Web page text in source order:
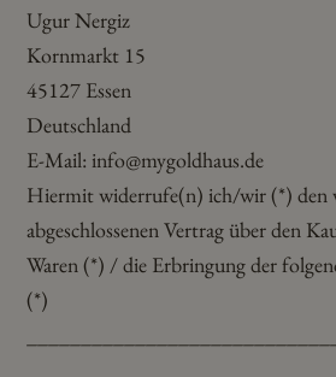
Ugur Nergiz
Kornmarkt 15
45127 Essen
Deutschland
E-Mail: info@mygoldhaus.de
Hiermit widerrufe(n) ich/wir (*) den
abgeschlossenen Vertrag über den
Waren (*) / die Erbringung der
(*)